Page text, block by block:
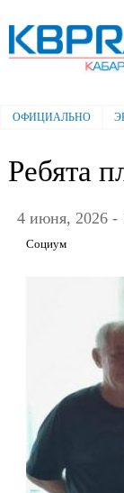
Электронная
Балкарская
Главное меню
ОФИЦИАЛЬНО
Ребята
4 июня, 2026 -
Социум